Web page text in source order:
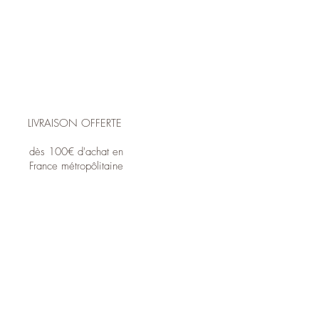
LIVRAISON OFFERTE
dès 100€ d'achat en
France métropôlitaine